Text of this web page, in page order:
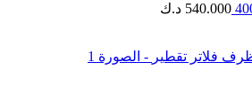
540.000 د.ك